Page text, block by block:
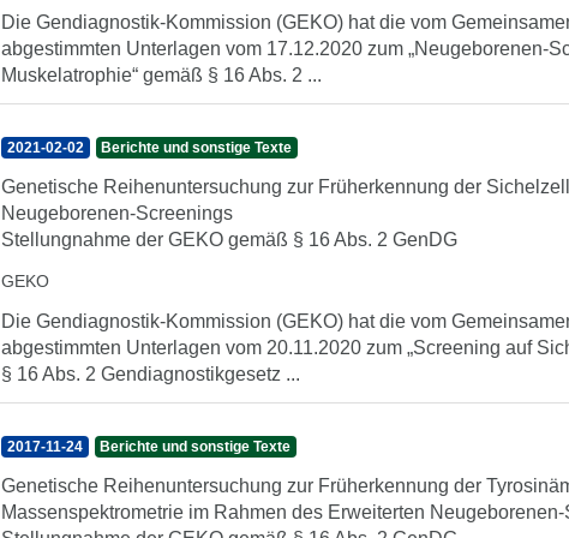
Die Gendiagnostik-Kommission (GEKO) hat die vom
abgestimmten Unterlagen vom 17.12.2020 zum „Neugeborenen-
Muskelatrophie“ gemäß § 16 Abs. 2 ...
2021-02-02 Berichte und sonstige Texte
Genetische Reihenuntersuchung zur Früherkennung der
Neugeborenen-Screenings
Stellungnahme der GEKO gemäß § 16 Abs. 2 GenDG
GEKO
Die Gendiagnostik-Kommission (GEKO) hat die vom
abgestimmten Unterlagen vom 20.11.2020 zum „Screening auf
§ 16 Abs. 2 Gendiagnostikgesetz ...
2017-11-24 Berichte und sonstige Texte
Genetische Reihenuntersuchung zur Früherkennung der
Massenspektrometrie im Rahmen des Erweiterten